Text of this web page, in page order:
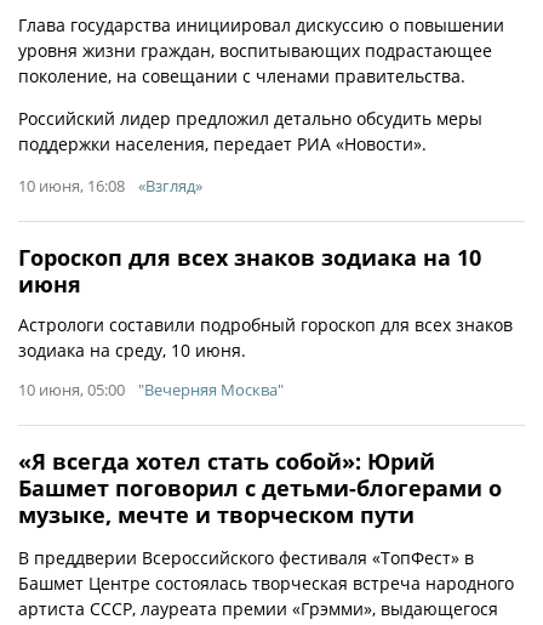
Глава государства инициировал дискуссию о повышении
уровня жизни граждан, воспитывающих подрастающее
поколение, на совещании с членами правительства.
Российский лидер предложил детально обсудить меры
поддержки населения, передает РИА «Новости».
10 июня, 16:08 «Взгляд»
Гороскоп для всех знаков зодиака на 10
июня
Астрологи составили подробный гороскоп для всех знаков
зодиака на среду, 10 июня.
10 июня, 05:00 "Вечерняя Москва"
«Я всегда хотел стать собой»: Юрий
Башмет поговорил с детьми-блогерами о
музыке, мечте и творческом пути
В преддверии Всероссийского фестиваля «ТопФест» в
Башмет Центре состоялась творческая встреча народного
артиста СССР, лауреата премии «Грэмми», выдающегося